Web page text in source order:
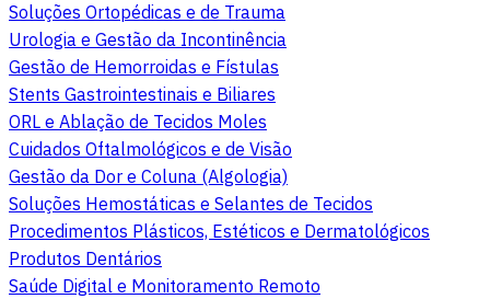
Soluções Ortopédicas e de Trauma
Urologia e Gestão da Incontinência
Gestão de Hemorroidas e Fístulas
Stents Gastrointestinais e Biliares
ORL e Ablação de Tecidos Moles
Cuidados Oftalmológicos e de Visão
Gestão da Dor e Coluna (Algologia)
Soluções Hemostáticas e Selantes de Tecidos
Procedimentos Plásticos, Estéticos e Dermatológicos
Produtos Dentários
Saúde Digital e Monitoramento Remoto